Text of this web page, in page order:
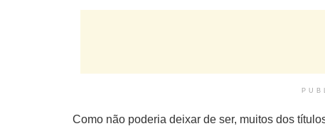
Como não poderia deixar de ser, muitos dos